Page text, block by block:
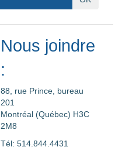
Nous joindre
:
88, rue Prince, bureau
201
Montréal (Québec) H3C
2M8
Tél: 514.844.4431